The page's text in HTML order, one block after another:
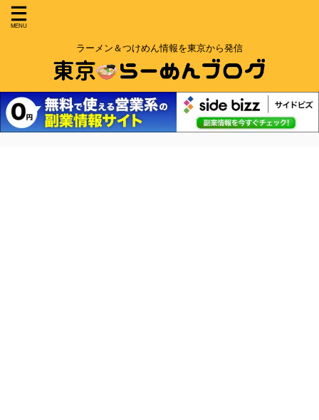
ラーメン＆つけめん情報を東京から発信